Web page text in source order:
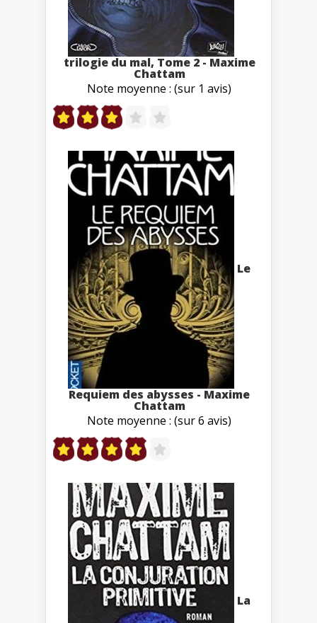
trilogie du mal, Tome 2 - Maxime
Chattam
Note moyenne : (sur 1 avis)
Le
Requiem des abysses - Maxime
Chattam
Note moyenne : (sur 6 avis)
La